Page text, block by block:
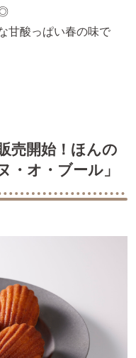
甘酸っぱい春の味で
売開始！ほんの
・オ・ブール」